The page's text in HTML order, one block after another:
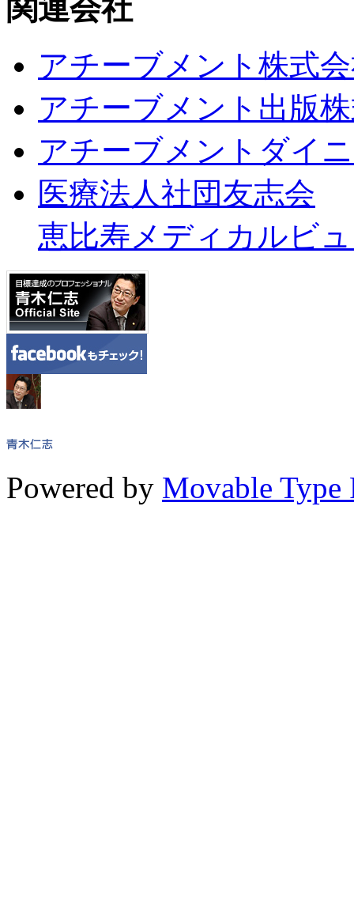
関連会社
アチーブメント株式
アチーブメント出版
アチーブメントダイ
医療法人社団友志会
恵比寿メディカルビ
Powered by Movable Type